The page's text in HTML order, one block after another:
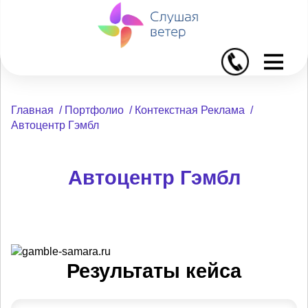
I
Главная / Портфолио / Контекстная Реклама /
Автоцентр Гэмбл
Автоцентр Гэмбл
Результаты кейса